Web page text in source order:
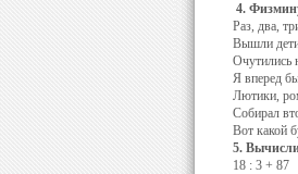
4.
Раз, два,
Вышли
Очутились
Я вперед
Лютики,
Собирал
Вот какой
5.
18 : 3